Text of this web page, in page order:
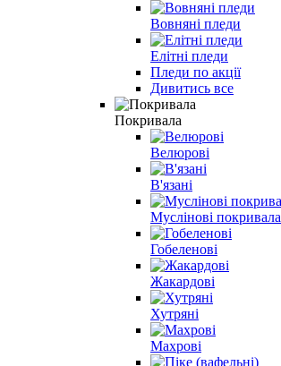
Вовняні пледи
Елітні пледи
Пледи по акції
Дивитись все
Покривала
Велюрові
В'язані
Муслінові покривала
Гобеленові
Жакардові
Хутряні
Махрові